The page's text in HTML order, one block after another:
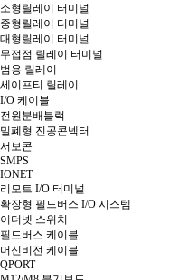
소형릴레이 터미널
중형릴레이 터미널
대형릴레이 터미널
무접점 릴레이 터미널
범용 릴레이
세이프티 릴레이
I/O 케이블
전원분배블럭
밀폐형 진공콘넥터
서보콘
SMPS
IONET
리모트 I/O 터미널
확장형 필드버스 I/O 시스템
이더넷 스위치
필드버스 케이블
머신비전 케이블
QPORT